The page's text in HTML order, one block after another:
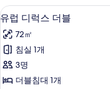
사
진
모
두
보
기
럭
스
더
블
자
세
히
보
유
럽
디
럭
스
5
유럽 디럭스 더블
72㎡
침실 1개
3명
더블침대 1개